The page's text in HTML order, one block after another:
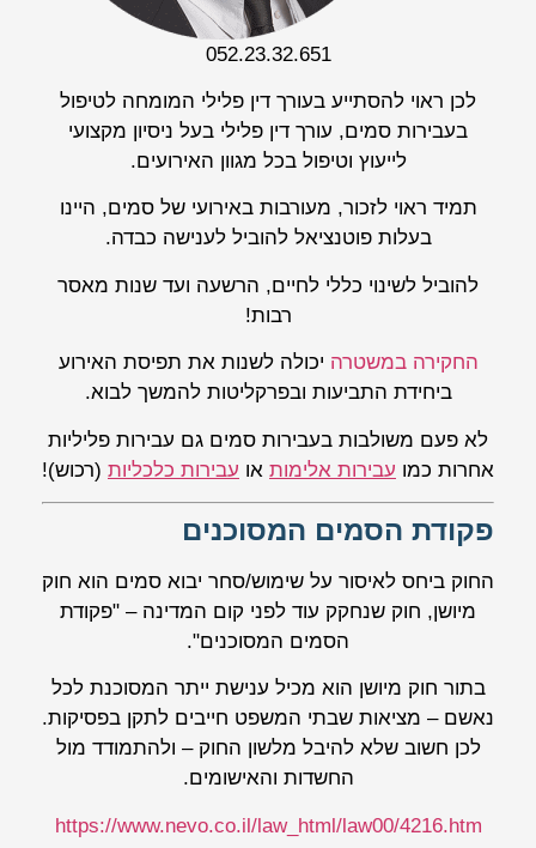
052.23.32.651
לכן ראוי להסתייע בעורך דין פלילי המומחה לטיפול
בעבירות סמים, עורך דין פלילי בעל ניסיון מקצועי
לייעוץ וטיפול בכל מגוון האירועים.
תמיד ראוי לזכור, מעורבות באירועי של סמים, היינו
בעלות פוטנציאל להוביל לענישה כבדה.
להוביל לשינוי כללי לחיים, הרשעה ועד שנות מאסר
רבות!
החקירה במשטרה יכולה לשנות את תפיסת האירוע
ביחידת התביעות ובפרקליטות להמשך לבוא.
לא פעם משולבות בעבירות סמים גם עבירות פליליות
אחרות כמו עבירות אלימות או עבירות כלכליות (רכוש)!
פקודת הסמים המסוכנים
החוק ביחס לאיסור על שימוש/סחר יבוא סמים הוא חוק
מיושן, חוק שנחקק עוד לפני קום המדינה – "פקודת
הסמים המסוכנים".
בתור חוק מיושן הוא מכיל ענישת ייתר המסוכנת לכל
נאשם – מציאות שבתי המשפט חייבים לתקן בפסיקות.
לכן חשוב שלא להיבל מלשון החוק – ולהתמודד מול
החשדות והאישומים.
https://www.nevo.co.il/law_html/law00/4216.htm